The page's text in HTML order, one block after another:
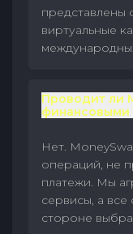
виртуальные
Проводит ли
финансовыми
Нет.
операций, не
платежи. Мы
сервисы, а
стороне